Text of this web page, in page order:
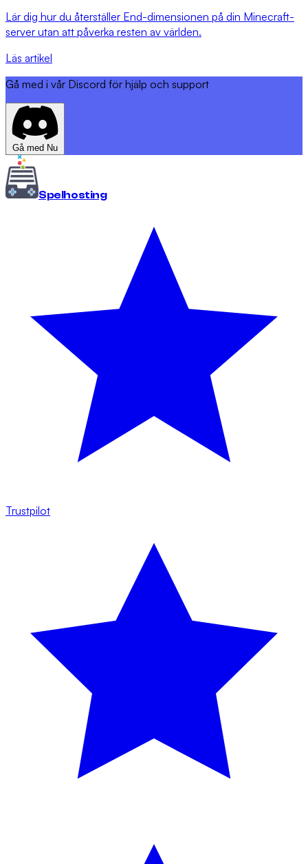
Lär dig hur du återställer End-dimensionen på din Minecraft-
server utan att påverka resten av världen.
Läs artikel
Gå med i vår Discord för hjälp och support
Gå med Nu
Spelhosting
Trustpilot